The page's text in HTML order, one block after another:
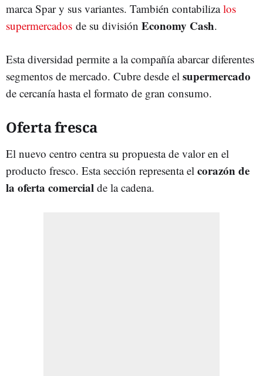
marca Spar y sus variantes. También contabilizalos
supermercados de su división Economy Cash.
Esta diversidad permite a la compañía abarcar diferentes
segmentos de mercado. Cubre desde el supermercado
de cercanía hasta el formato de gran consumo.
Oferta fresca
El nuevo centro centra su propuesta de valor en el
producto fresco. Esta sección representa el corazón de
la oferta comercial de la cadena.